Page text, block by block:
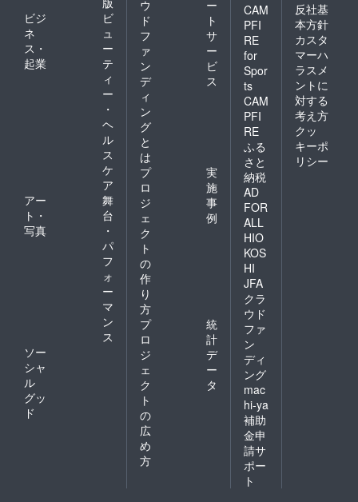
ビジ
ネ
ス・
起業
ビ
ュ
ー
テ
ィ
ー
・
ヘ
ル
ス
ケ
ア
アー
ト・
写真
舞
台
・
パ
フ
ォ
ー
マ
ン
ス
ソー
シャ
ル
グッ
ド
ウ
ド
フ
ァ
ン
デ
ィ
ン
グ
と
は
ー
ト
サ
ー
ビ
ス
プ
ロ
ジ
ェ
ク
ト
の
作
り
方
実
施
事
例
プ
ロ
ジ
ェ
ク
ト
の
広
め
方
統
計
デ
ー
タ
CAM
PFI
RE
for
Spor
ts
CAM
PFI
RE
ふる
さと
納税
AD
FOR
ALL
HIO
KOS
HI
JFA
クラ
ウド
ファ
ン
ディ
ング
mac
hi-ya
補助
金申
請サ
ポー
ト
反社基
本方針
カスタ
マーハ
ラスメ
ントに
対する
考え方
クッ
キーポ
リシー